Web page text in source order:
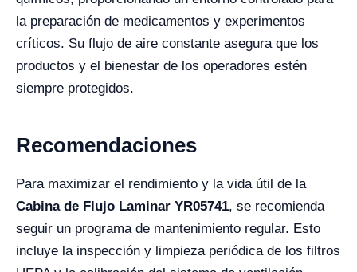
la preparación de medicamentos y experimentos
críticos. Su flujo de aire constante asegura que los
productos y el bienestar de los operadores estén
siempre protegidos.
Recomendaciones
Para maximizar el rendimiento y la vida útil de la
Cabina de Flujo Laminar YR05741, se recomienda
seguir un programa de mantenimiento regular. Esto
incluye la inspección y limpieza periódica de los filtros